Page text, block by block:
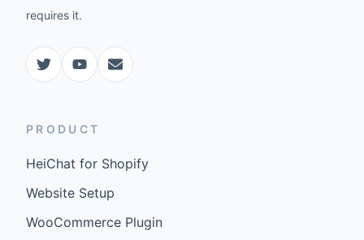
requires it.
PRODUCT
HeiChat for Shopify
Website Setup
WooCommerce Plugin